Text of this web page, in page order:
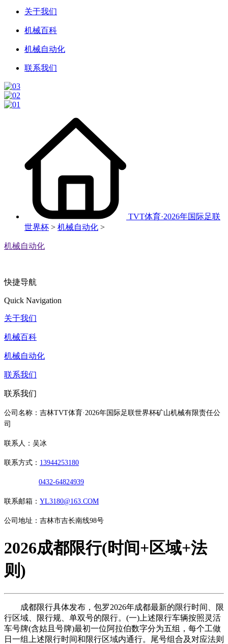
关于我们
机械百科
机械自动化
联系我们
TVT体育·2026年国际足联
世界杯 > 机械自动化 >
机械自动化
快捷导航
Quick Navigation
关于我们
机械百科
机械自动化
联系我们
联系我们
公司名称：吉林TVT体育·2026年国际足联世界杯矿山机械有限责任公
司
联系人：吴冰
联系方式： 13944253180
0432-64824939
联系邮箱： YL3180@163.COM
公司地址：吉林市吉长南线98号
2026成都限行(时间+区域+法
则)
成都限行具体发布，包罗2026年成都最新的限行时间、限
行区域、限行规、单双号的限行。(一)上述限行车辆按照灵活
车号牌(含姑且号牌)最初一位阿拉伯数字分为五组，每个工做
日一组上述限行时间和限行区域内通行。尾号组合及对应法则